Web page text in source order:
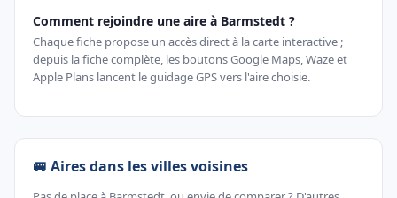
Comment rejoindre une aire à Barmstedt ?
Chaque fiche propose un accès direct à la carte interactive ;
depuis la fiche complète, les boutons Google Maps, Waze et
Apple Plans lancent le guidage GPS vers l'aire choisie.
🚐 Aires dans les villes voisines